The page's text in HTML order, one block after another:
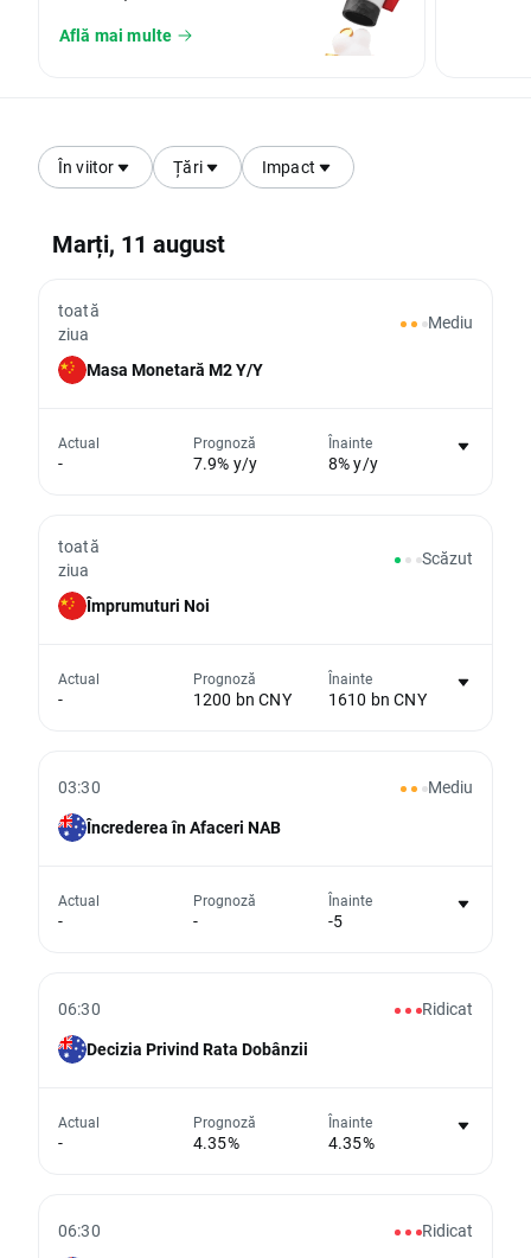
În viitor Țări Impact
Marți, 11 august
toată
ziua
Mediu
Masa Monetară M2 Y/Y
Actual
-
Prognoză
7.9% y/y
Înainte
8% y/y
eveniment
toată
ziua
Scăzut
Împrumuturi Noi
Actual
-
Prognoză
1200 bn CNY
Înainte
1610 bn CNY
Nu există niciun grafic pentru acest
03:30
Mediu
Încrederea în Afaceri NAB
Actual
-
Prognoză
-
Înainte
-5
Nu există niciun grafic pentru acest
eveniment
06:30
Ridicat
Decizia Privind Rata Dobânzii
Actual
-
Prognoză
4.35%
Înainte
4.35%
06:30
Ridicat
Află mai multe